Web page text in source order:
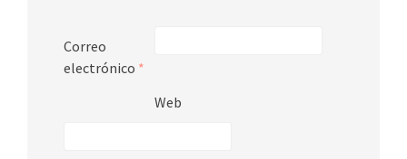
Correo
electrónico *
Web